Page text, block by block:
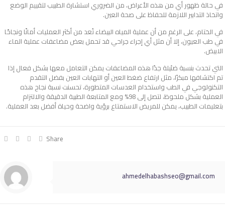
في حالة ظهور أي من هذه الأعراض، من الضروري استشارة الطبيب لتقييم الوضع
واتخاذ التدابير اللازمة للحفاظ على صحة العين.
في الختام، على الرغم من أن عملية المياه البيضاء تُعد من أكثر العمليات أمانًا ونجاحًا
في طب العيون، إلا أن مثل أي إجراء جراحي قد تحمل بعض مضاعفات عملية الماء
الابيض​.
التي تحدث بنسبة ضئيلة جدًا هذه المضاعفات يمكن التعامل معها بشكل فعال إذا
تم اكتشافها مبكرًا، مثل ارتفاع ضغط العين أو التهابات العين بفضل التقدم
التكنولوجي في الطب واستخدام العدسات المتطورة، تحسنت نسبة نجاح هذه
العملية بشكل ملحوظ، لتصل إلى 98% ومع المتابعة الطبية الدقيقة والالتزام
بتعليمات الطبيب، يمكن للمريض الاستمتاع برؤية واضحة وحياة أفضل بعد العملية.
Share
ahmedelhabashseo@gmail.com